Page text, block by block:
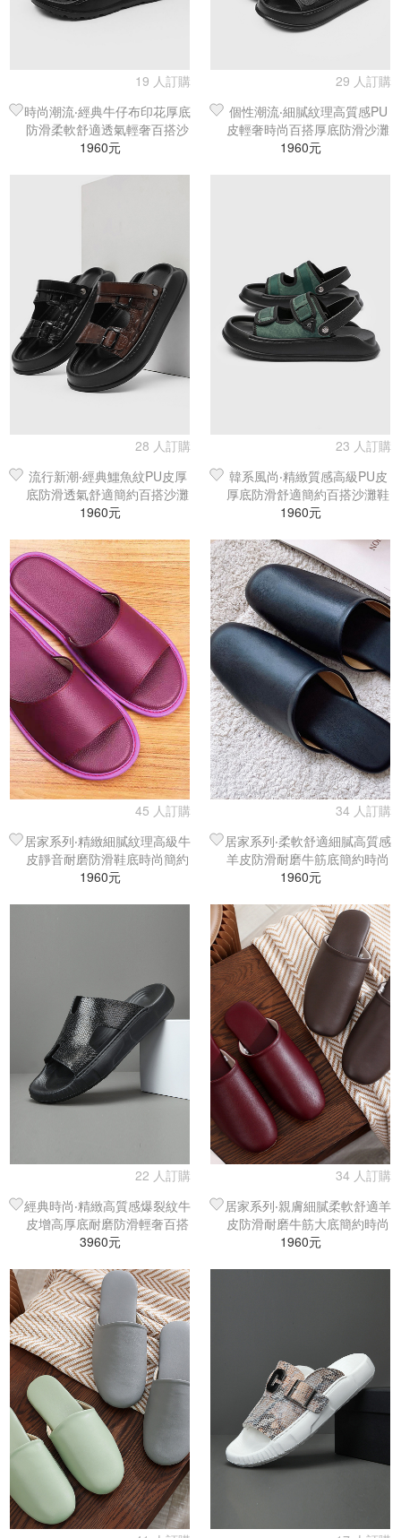
19 人訂購
時尚潮流‧經典牛仔布印花厚底
防滑柔軟舒適透氣輕奢百搭沙
灘鞋／涼鞋／拖鞋
1960元
29 人訂購
個性潮流‧細膩紋理高質感PU
皮輕奢時尚百搭厚底防滑沙灘
鞋／涼鞋／拖鞋
1960元
28 人訂購
流行新潮‧經典鱷魚紋PU皮厚
底防滑透氣舒適簡約百搭沙灘
鞋／涼鞋／拖鞋
1960元
23 人訂購
韓系風尚‧精緻質感高級PU皮
厚底防滑舒適簡約百搭沙灘鞋
／涼鞋／拖鞋
1960元
45 人訂購
居家系列‧精緻細膩紋理高級牛
皮靜音耐磨防滑鞋底時尚簡約
百搭室內拖鞋
1960元
34 人訂購
居家系列‧柔軟舒適細膩高質感
羊皮防滑耐磨牛筋底簡約時尚
室內拖鞋
1960元
22 人訂購
經典時尚‧精緻高質感爆裂紋牛
皮增高厚底耐磨防滑輕奢百搭
沙灘鞋／涼鞋／拖鞋
3960元
34 人訂購
居家系列‧親膚細膩柔軟舒適羊
皮防滑耐磨牛筋大底簡約時尚
百搭室內拖鞋
1960元